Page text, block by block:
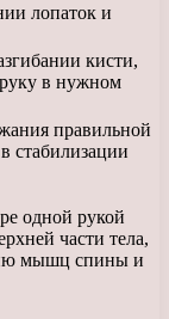
лопаток и
кисти,
в нужном
правильной
стабилизации
одной рукой
части тела,
мышц спины и